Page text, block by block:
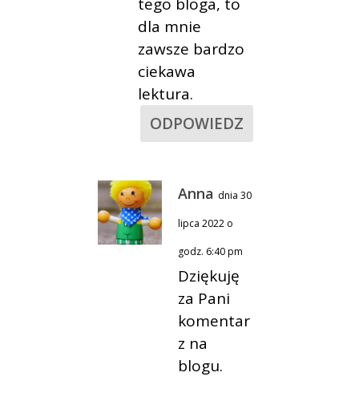
dla mnie
zawsze bardzo
ciekawa
lektura.
ODPOWIEDZ
Anna dnia 30
lipca 2022 o
godz. 6:40 pm
Dziękuję
za Pani
komentar
z na
blogu.